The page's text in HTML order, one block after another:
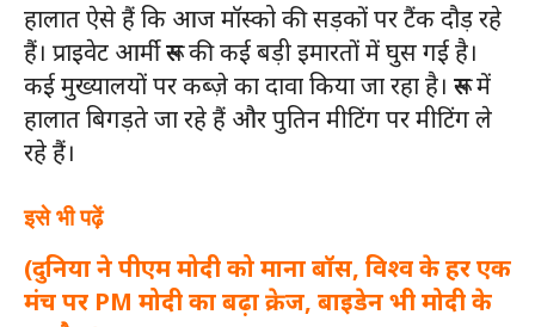
हालात ऐसे हैं कि आज मॉस्को की सड़कों पर टैंक दौड़ रहे
हैं। प्राइवेट आर्मी रूस की कई बड़ी इमारतों में घुस गई है।
कई मुख्यालयों पर कब्ज़े का दावा किया जा रहा है। रूस में
हालात बिगड़ते जा रहे हैं और पुतिन मीटिंग पर मीटिंग ले
रहे हैं।
इसे भी पढ़ें
(दुनिया ने पीएम मोदी को माना बॉस, विश्व के हर एक
मंच पर PM मोदी का बढ़ा क्रेज, बाइडेन भी मोदी के